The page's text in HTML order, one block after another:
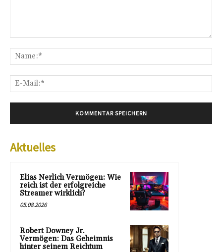
Aktuelles
Elias Nerlich Vermögen: Wie
reich ist der erfolgreiche
Streamer wirklich?
05.08.2026
Robert Downey Jr.
Vermögen: Das Geheimnis
hinter seinem Reichtum